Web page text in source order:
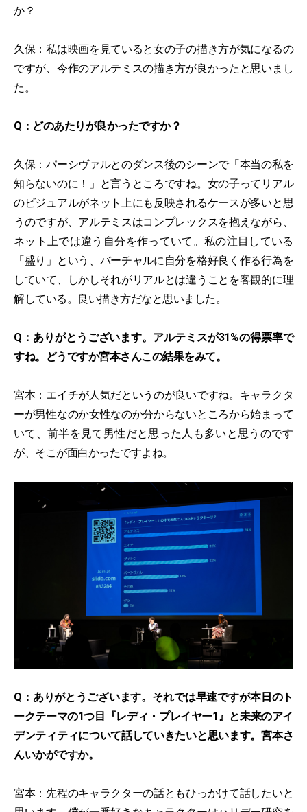
か？
久保：私は映画を見ていると女の子の描き方が気になるの
ですが、今作のアルテミスの描き方が良かったと思いまし
た。
Q：どのあたりが良かったですか？
久保：パーシヴァルとのダンス後のシーンで「本当の私を
知らないのに！」と言うところですね。女の子ってリアル
のビジュアルがネット上にも反映されるケースが多いと思
うのですが、アルテミスはコンプレックスを抱えながら、
ネット上では違う自分を作っていて。私の注目している
「盛り」という、バーチャルに自分を格好良く作る行為を
していて、しかしそれがリアルとは違うことを客観的に理
解している。良い描き方だなと思いました。
Q：ありがとうございます。アルテミスが31%の得票率で
すね。どうですか宮本さんこの結果をみて。
宮本：エイチが人気だというのが良いですね。キャラクタ
ーが男性なのか女性なのか分からないところから始まって
いて、前半を見て男性だと思った人も多いと思うのです
が、そこが面白かったですよね。
Q：ありがとうございます。それでは早速ですが本日のト
ークテーマの1つ目『レディ・プレイヤー1』と未来のアイ
デンティティについて話していきたいと思います。宮本さ
んいかがですか。
宮本：先程のキャラクターの話ともひっかけて話したいと